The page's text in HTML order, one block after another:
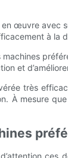
œuvre avec
à la
et
très
mesure